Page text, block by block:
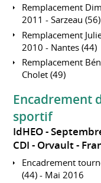
Remplacement
2011 - Sarzeau (56)
Remplacement
2010 - Nantes (44)
Remplacement
Cholet (49)
Encadrement
sportif
IdHEO
CDI
Orvault
Encadrement
(44) - Mai 2016